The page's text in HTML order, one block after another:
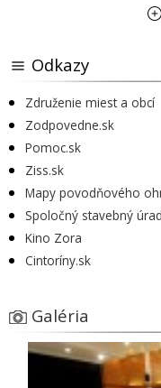
Odkazy
Združenie miest a obcí
Zodpovedne.sk
Pomoc.sk
Ziss.sk
Mapy povodňového
Spoločný stavebný úrad
Kino Zora
Cintoríny.sk
Galéria